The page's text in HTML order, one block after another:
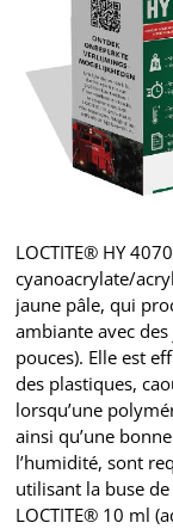
LOCTITE® HY
cyanoacrylate/
jaune pâle, qui
ambiante avec des
pouces). Elle est
des plastiques,
lorsqu’une
ainsi qu’une
l’humidité, sont
utilisant la buse
LOCTITE® 10 ml